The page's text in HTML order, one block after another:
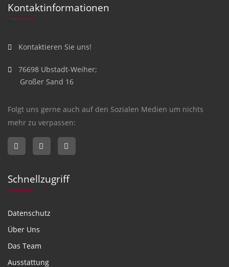
Kontaktinformationen
Kontaktieren Sie uns!
76698 Ubstadt-Weiher;
Großer Sand 16
Folgt uns gerne auch auf den Sozialen Medien um nichts
mehr zu verpassen:
Schnellzugriff
Datenschutz
Über Uns
Das Team
Ausstattung